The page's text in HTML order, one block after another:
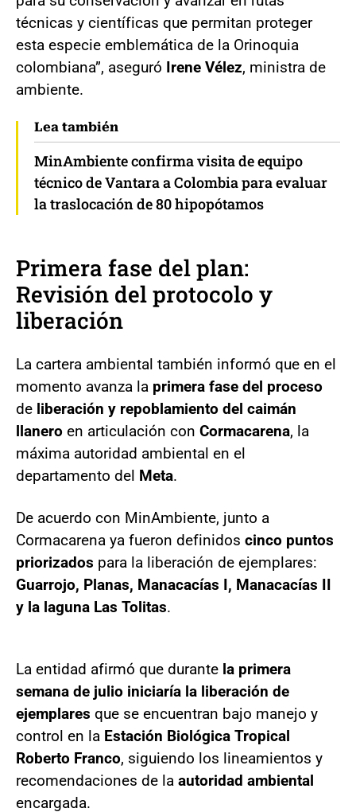
técnicas y científicas que permitan proteger
esta especie emblemática de la Orinoquia
colombiana”, aseguró Irene Vélez, ministra de
ambiente.
Lea también
MinAmbiente confirma visita de equipo
técnico de Vantara a Colombia para evaluar
la traslocación de 80 hipopótamos
Primera fase del plan:
Revisión del protocolo y
liberación
La cartera ambiental también informó que en el
momento avanza la primera fase del proceso
de liberación y repoblamiento del caimán
llanero en articulación con Cormacarena, la
máxima autoridad ambiental en el
departamento del Meta.
De acuerdo con MinAmbiente, junto a
Cormacarena ya fueron definidos cinco puntos
priorizados para la liberación de ejemplares:
Guarrojo, Planas, Manacacías I, Manacacías II
y la laguna Las Tolitas.
La entidad afirmó que durante la primera
semana de julio iniciaría la liberación de
ejemplares que se encuentran bajo manejo y
control en la Estación Biológica Tropical
Roberto Franco, siguiendo los lineamientos y
recomendaciones de la autoridad ambiental
encargada.